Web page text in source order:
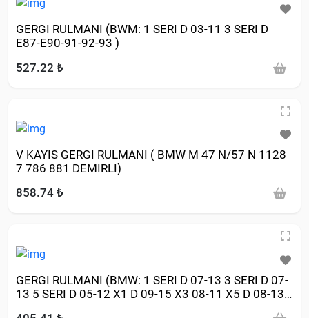
GERGI RULMANI (BWM: 1 SERI D 03-11 3 SERI D
E87-E90-91-92-93 )
527.22 ₺
V KAYIS GERGI RULMANI ( BMW M 47 N/57 N 1128
7 786 881 DEMIRLI)
858.74 ₺
GERGI RULMANI (BMW: 1 SERI D 07-13 3 SERI D 07-
13 5 SERI D 05-12 X1 D 09-15 X3 08-11 X5 D 08-13